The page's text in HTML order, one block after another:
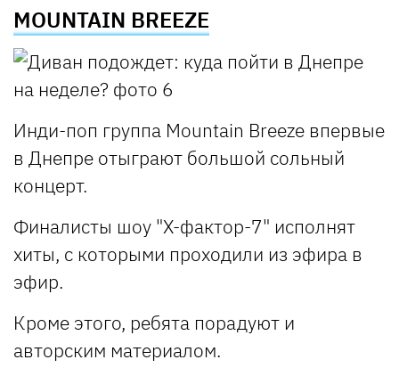
MOUNTAIN BREEZE
Инди-поп группа Mountain Breeze впервые
в Днепре отыграют большой сольный
концерт.
Финалисты шоу "Х-фактор-7" исполнят
хиты, с которыми проходили из эфира в
эфир.
Кроме этого, ребята порадуют и
авторским материалом.